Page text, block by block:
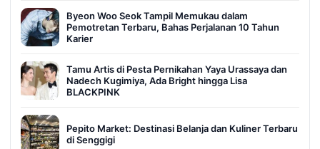
Byeon Woo Seok Tampil Memukau dalam
Pemotretan Terbaru, Bahas Perjalanan 10 Tahun
Karier
Tamu Artis di Pesta Pernikahan Yaya Urassaya dan
Nadech Kugimiya, Ada Bright hingga Lisa
BLACKPINK
Pepito Market: Destinasi Belanja dan Kuliner Terbaru
di Senggigi